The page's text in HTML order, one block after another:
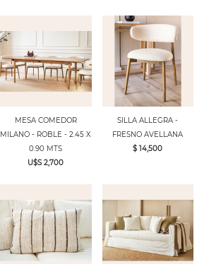
MESA COMEDOR
MILANO - ROBLE - 2.45 X
0.90 MTS
U$S 2,700
SILLA ALLEGRA -
FRESNO AVELLANA
$ 14,500